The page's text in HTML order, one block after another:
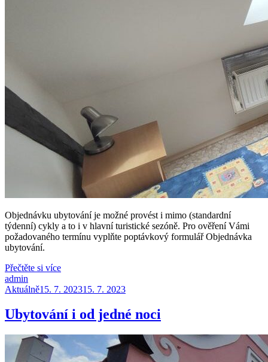
Objednávku ubytování je možné provést i mimo (standardní
týdenní) cykly a to i v hlavní turistické sezóně. Pro ověření Vámi
požadovaného termínu vyplňte poptávkový formulář Objednávka
ubytování.
Přečtěte si více
admin
Aktuálně15. 7. 202315. 7. 2023
Ubytování i od jedné noci